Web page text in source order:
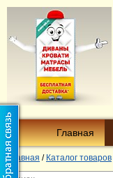
Главная
Главная / Каталог товаров